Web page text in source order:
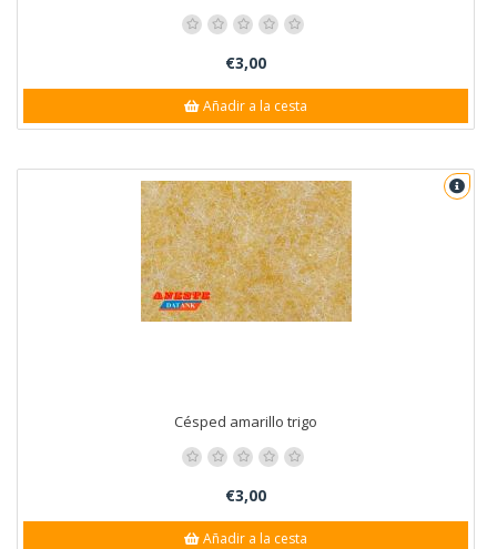
€3,00
Añadir a la cesta
Césped amarillo trigo
€3,00
Añadir a la cesta